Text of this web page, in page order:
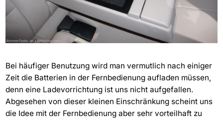
Bei häufiger Benutzung wird man vermutlich nach einiger
Zeit die Batterien in der Fernbedienung aufladen müssen,
denn eine Ladevorrichtung ist uns nicht aufgefallen.
Abgesehen von dieser kleinen Einschränkung scheint uns
die Idee mit der Fernbedienung aber sehr vorteilhaft zu